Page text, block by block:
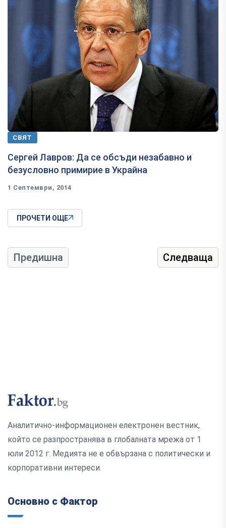
СВЯТ
Сергей Лавров: Да се обсъди незабавно и
безусловно примирие в Украйна
1 Септември, 2014
ПРОЧЕТИ ОЩЕ
Предишна Следваща
Аналитично-информационен електронен вестник,
който се разпространява в глобалната мрежа от 1
юли 2012 г. Медията не е обвързана с политически и
корпоративни интереси.
Основно с Фактор